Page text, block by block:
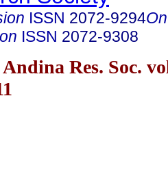
ISSN 2072-9294
ISSN 2072-9308
Andina Res. Soc.